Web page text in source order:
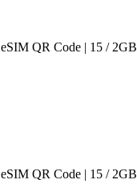
QR Code | 15 / 2GB
QR Code | 15 / 2GB